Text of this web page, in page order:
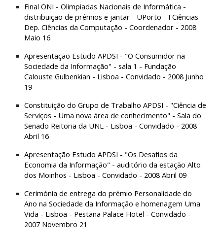
Final ONI - Olimpiadas Nacionais de Informática -
distribuição de prémios e jantar - UPorto - FCiências -
Dep. Ciências da Computação - Coordenador - 2008
Maio 16
Apresentação Estudo APDSI - "O Consumidor na
Sociedade da Informação" - sala 1 - Fundação
Calouste Gulbenkian - Lisboa - Convidado - 2008 Junho
19
Constituição do Grupo de Trabalho APDSI - "Ciência de
Serviços - Uma nova área de conhecimento" - Sala do
Senado Reitoria da UNL - Lisboa - Convidado - 2008
Abril 16
Apresentação Estudo APDSI - "Os Desafios da
Economia da Informação" - auditório da estação Alto
dos Moinhos - Lisboa - Convidado - 2008 Abril 09
Cerimónia de entrega do prémio Personalidade do
Ano na Sociedade da Informação e homenagem Uma
Vida - Lisboa - Pestana Palace Hotel - Convidado -
2007 Novembro 21